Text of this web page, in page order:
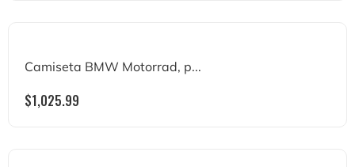
Camiseta BMW Motorrad, p...
$1,025.99